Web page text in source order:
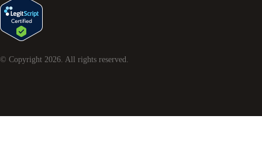
© Copyright 2026. All rights reserved.